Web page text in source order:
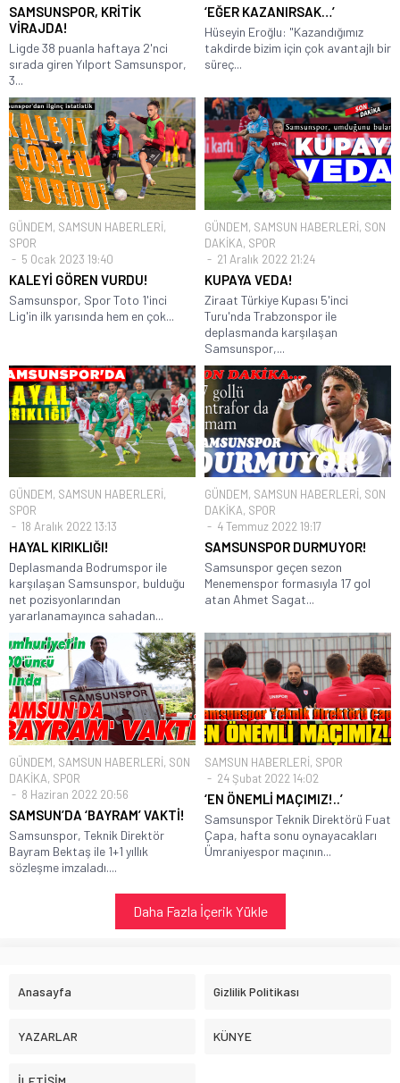
SAMSUNSPOR, KRİTİK
VİRAJDA!
Ligde 38 puanla haftaya 2'nci
sırada giren Yılport Samsunspor,
3...
‘EĞER KAZANIRSAK…’
Hüseyin Eroğlu: "Kazandığımız
takdirde bizim için çok avantajlı bir
süreç...
GÜNDEM, SAMSUN HABERLERİ,
SPOR
5 Ocak 2023 19:40
KALEYİ GÖREN VURDU!
Samsunspor, Spor Toto 1'inci
Lig'in ilk yarısında hem en çok...
GÜNDEM, SAMSUN HABERLERİ, SON
DAKİKA, SPOR
21 Aralık 2022 21:24
KUPAYA VEDA!
Ziraat Türkiye Kupası 5'inci
Turu'nda Trabzonspor ile
deplasmanda karşılaşan
Samsunspor,...
GÜNDEM, SAMSUN HABERLERİ,
SPOR
18 Aralık 2022 13:13
HAYAL KIRIKLIĞI!
Deplasmanda Bodrumspor ile
karşılaşan Samsunspor, bulduğu
net pozisyonlarından
yararlanamayınca sahadan...
GÜNDEM, SAMSUN HABERLERİ, SON
DAKİKA, SPOR
4 Temmuz 2022 19:17
SAMSUNSPOR DURMUYOR!
Samsunspor geçen sezon
Menemenspor formasıyla 17 gol
atan Ahmet Sagat...
GÜNDEM, SAMSUN HABERLERİ, SON
DAKİKA, SPOR
8 Haziran 2022 20:56
SAMSUN’DA ‘BAYRAM’ VAKTİ!
Samsunspor, Teknik Direktör
Bayram Bektaş ile 1+1 yıllık
sözleşme imzaladı....
SAMSUN HABERLERİ, SPOR
24 Şubat 2022 14:02
‘EN ÖNEMLİ MAÇIMIZ!..’
Samsunspor Teknik Direktörü Fuat
Çapa, hafta sonu oynayacakları
Ümraniyespor maçının...
Daha Fazla İçerik Yükle
Anasayfa Gizlilik Politikası
YAZARLAR KÜNYE